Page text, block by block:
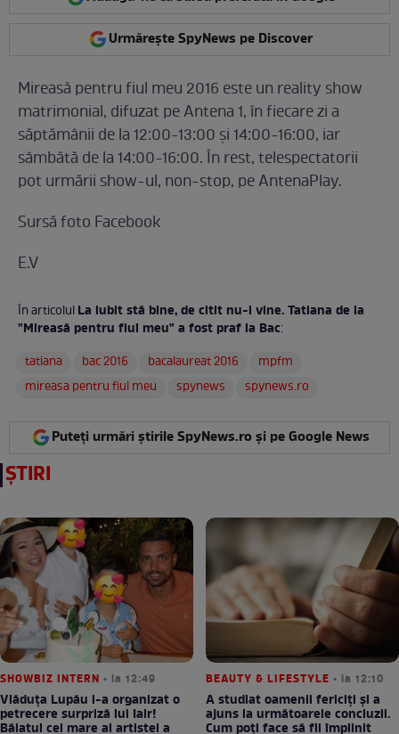
Urmărește SpyNews pe Discover
Mireasă pentru fiul meu 2016 este un reality show
matrimonial, difuzat pe Antena 1, în fiecare zi a
săptămânii de la 12:00-13:00 şi 14:00-16:00, iar
sâmbătă de la 14:00-16:00. În rest, telespectatorii
pot urmării show-ul, non-stop, pe AntenaPlay.
Sursă foto Facebook
E.V
În articolulLa iubit stă bine, de citit nu-i vine. Tatiana de la
"Mireasă pentru fiul meu" a fost praf la Bac:
tatiana
bac 2016 bacalaureat 2016
mpfm
mireasa pentru fiul meu
spynews spynews.ro
Puteți urmări știrile SpyNews.ro și pe Google News
ȘTIRI
SHOWBIZ INTERN • la 12:49
Vlăduța Lupău i-a organizat o
petrecere surpriză lui Iair!
Băiatul cel mare al artistei a
BEAUTY & LIFESTYLE • la 12:10
A studiat oamenii fericiți și a
ajuns la următoarele concluzii.
Cum poți face să fii împlinit